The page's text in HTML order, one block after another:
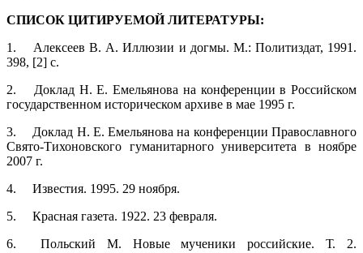
СПИСОК ЦИТИРУЕМОЙ ЛИТЕРАТУРЫ:
1.
Алексеев В. А. Иллюзии и догмы. М.: Политиздат, 1991.
398, [2] с.
2.
Доклад Н. Е. Емельянова на конференции в Российском
государственном историческом архиве в мае 1995 г.
3.
Доклад Н. Е. Емельянова на конференции Православного
Свято-Тихоновского гуманитарного университета в ноябре
2007 г.
4.
Известия. 1995. 29 ноября.
5.
Красная газета. 1922. 23 февраля.
6.
Польский М. Новые мученики российские. Т. 2.